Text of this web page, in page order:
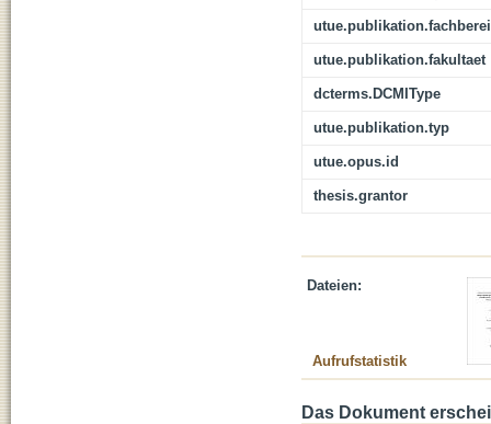
utue.publikation.fakultaet
dcterms.DCMIType
utue.publikation.typ
utue.opus.id
thesis.grantor
Dateien:
Aufrufstatistik
Das Dokument